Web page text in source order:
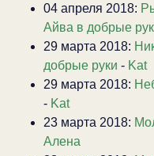
04 апреля 2018:
Айва в добрые
29 марта 2018:
добрые руки - Kat
29 марта 2018:
- Kat
23 марта 2018:
Алена